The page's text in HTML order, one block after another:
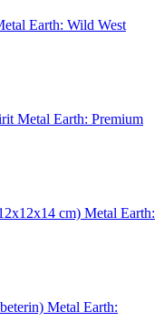
Earth: Wild West
Metal Earth: Premium
Metal Earth:
Metal Earth: